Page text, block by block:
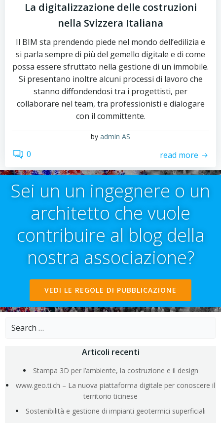
La digitalizzazione delle costruzioni
nella Svizzera Italiana
Il BIM sta prendendo piede nel mondo dell’edilizia e
si parla sempre di più del gemello digitale e di come
possa essere sfruttato nella gestione di un immobile.
Si presentano inoltre alcuni processi di lavoro che
stanno diffondendosi tra i progettisti, per
collaborare nel team, tra professionisti e dialogare
con il committente.
by admin AS
0 read more
Sei un un ingegnere o un
architetto che vuole
contribuire al blog della
nostra associazione?
VEDI LE REGOLE DI PUBBLICAZIONE
Search
Articoli recenti
Stampa 3D per l’ambiente, la costruzione e il design
www.geo.ti.ch – La nuova piattaforma digitale per conoscere il
territorio ticinese
Sostenibilità e gestione di impianti geotermici superficiali